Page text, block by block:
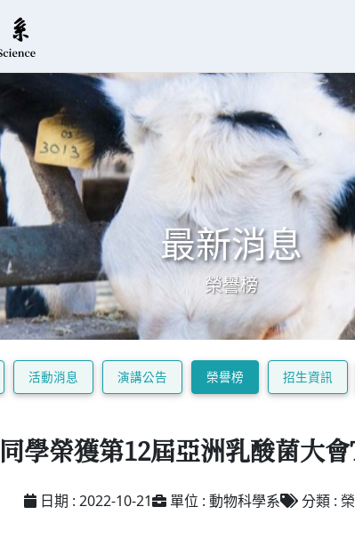
最新消息
榮譽榜
活動消息 演講公告 榮譽榜 招生資訊
學榮獲第12屆亞洲乳酸菌
日期 : 2022-10-21 單位 : 動物科學系 分類 :